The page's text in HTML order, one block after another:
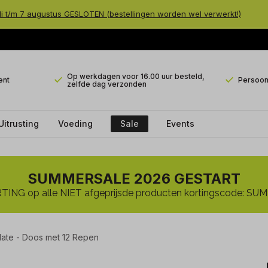
m 7 augustus GESLOTEN (bestellingen worden wel verwerkt!)
Op werkdagen voor 16.00 uur besteld,
zelfde dag verzonden
Voeding Sale Events
SUMMERSALE 2026 GESTART
op alle NIET afgeprijsde producten kortingscode:
- Doos met 12 Repen